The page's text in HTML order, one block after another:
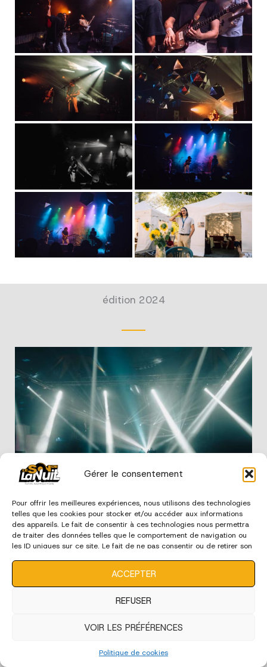
Gérer le consentement
Pour offrir les meilleures expériences, nous utilisons des technologies
telles que les cookies pour stocker et/ou accéder aux informations
des appareils. Le fait de consentir à ces technologies nous permettra
de traiter des données telles que le comportement de navigation ou
les ID uniques sur ce site. Le fait de ne pas consentir ou de retirer son
ACCEPTER
REFUSER
VOIR LES PRÉFÉRENCES
Politique de cookies
édition 2024